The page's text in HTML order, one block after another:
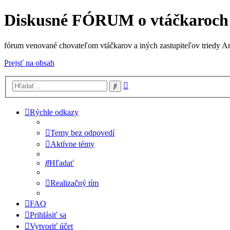
Diskusné FÓRUM o vtáčkaroch
fórum venované chovateľom vtáčkarov a iných zastupiteľov triedy
Prejsť na obsah
Hľadať
Rýchle odkazy
Temy bez odpovedí
Aktívne témy
Hľadať
Realizačný tím
FAQ
Prihlásiť sa
Vytvoriť účet